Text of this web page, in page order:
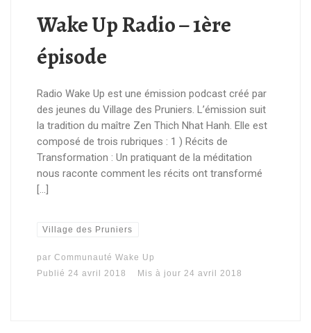
Wake Up Radio – 1ère
épisode
Radio Wake Up est une émission podcast créé par
des jeunes du Village des Pruniers. L’émission suit
la tradition du maître Zen Thich Nhat Hanh. Elle est
composé de trois rubriques : 1 ) Récits de
Transformation : Un pratiquant de la méditation
nous raconte comment les récits ont transformé
[…]
Village des Pruniers
par Communauté Wake Up
Publié 24 avril 2018 Mis à jour 24 avril 2018